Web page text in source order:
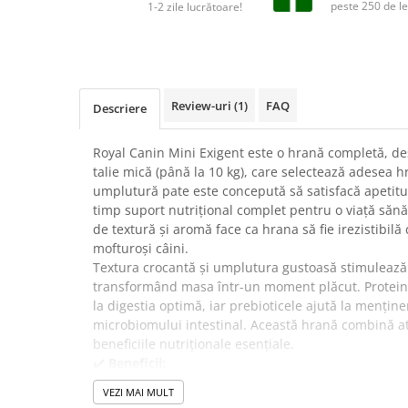
Suplimente și vitamine păsări și
Gel antiinflamator
1-2 zile lucrătoare!
peste 250 de
Descriere Review-uri (1) FAQ
Royal Canin Mini Exigent este o hrană completă,
talie mică (până la 10 kg), care selectează adesea
umplutură pate este concepută să satisfacă
timp suport nutrițional complet pentru o viață
de textură și aromă face ca hrana să fie
mofturoși câini.
Textura crocantă și umplutura gustoasă
transformând masa într-un moment plăcut.
la digestia optimă, iar prebioticele ajută la
microbiomului intestinal. Această hrană combină
beneficiile nutriționale esențiale.
Satisfacerea apetitului mofturos, textură crocantă
complet pentru sănătate și energie, digestie
VEZI MAI MULT